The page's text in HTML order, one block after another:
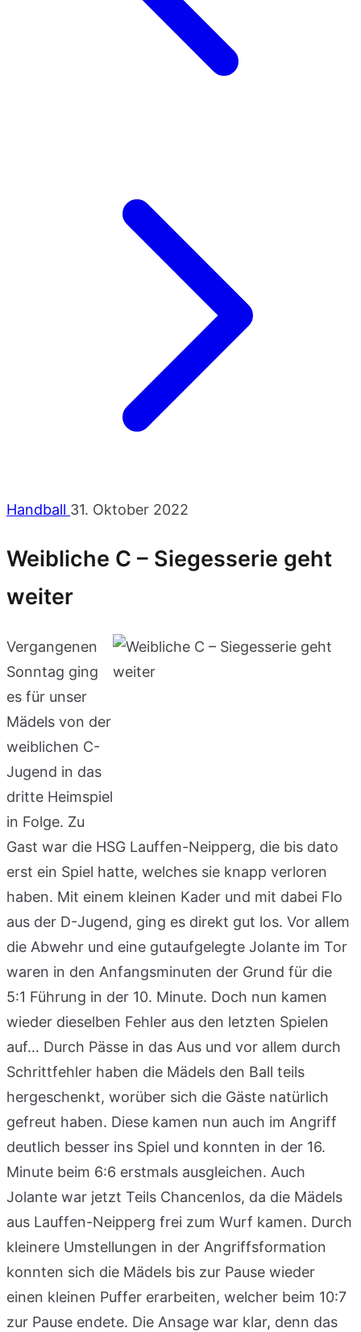
Handball 31. Oktober 2022
Weibliche C – Siegesserie geht
weiter
Vergangenen
Sonntag ging
es für unser
Mädels von der
weiblichen C-
Jugend in das
dritte Heimspiel
in Folge. Zu
Gast war die HSG Lauffen-Neipperg, die bis dato
erst ein Spiel hatte, welches sie knapp verloren
haben. Mit einem kleinen Kader und mit dabei Flo
aus der D-Jugend, ging es direkt gut los. Vor allem
die Abwehr und eine gutaufgelegte Jolante im Tor
waren in den Anfangsminuten der Grund für die
5:1 Führung in der 10. Minute. Doch nun kamen
wieder dieselben Fehler aus den letzten Spielen
auf… Durch Pässe in das Aus und vor allem durch
Schrittfehler haben die Mädels den Ball teils
hergeschenkt, worüber sich die Gäste natürlich
gefreut haben. Diese kamen nun auch im Angriff
deutlich besser ins Spiel und konnten in der 16.
Minute beim 6:6 erstmals ausgleichen. Auch
Jolante war jetzt Teils Chancenlos, da die Mädels
aus Lauffen-Neipperg frei zum Wurf kamen. Durch
kleinere Umstellungen in der Angriffsformation
konnten sich die Mädels bis zur Pause wieder
einen kleinen Puffer erarbeiten, welcher beim 10:7
zur Pause endete. Die Ansage war klar, denn das